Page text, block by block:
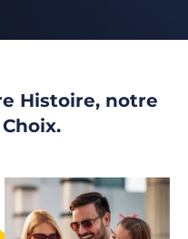
Histoire, notre